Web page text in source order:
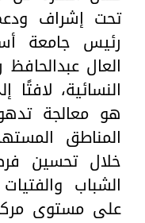
تحت إشراف
رئيس جامعة
العال
النسائية،
هو معالجة
المناطق
خلال تحسين
الشباب
على مستوى